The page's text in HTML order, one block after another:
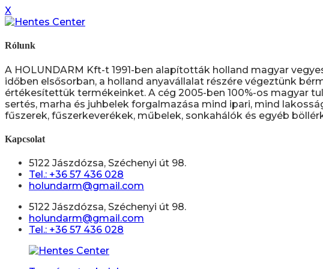
X
Rólunk
A HOLUNDARM Kft-t 1991-ben alapították holland magyar
időben elsősorban, a holland anyavállalat részére végeztünk
értékesítettük termékeinket. A cég 2005-ben 100%-os magyar
sertés, marha és juhbelek forgalmazása mind ipari, mind
fűszerek, fűszerkeverékek, műbelek, sonkahálók és egyéb
Kapcsolat
5122 Jászdózsa, Széchenyi út 98.
Tel.: +36 57 436 028
holundarm@gmail.com
5122 Jászdózsa, Széchenyi út 98.
holundarm@gmail.com
Tel.: +36 57 436 028